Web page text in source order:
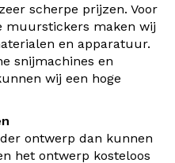
scherpe prijzen. Voor
muurstickers maken wij
en apparatuur.
snijmachines en
wij een hoge
ontwerp dan kunnen
het ontwerp kosteloos